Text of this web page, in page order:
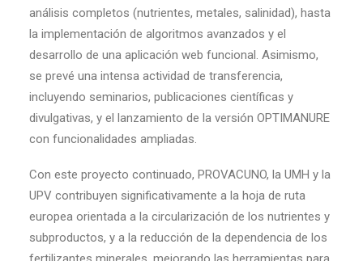
análisis completos (nutrientes, metales, salinidad), hasta
la implementación de algoritmos avanzados y el
desarrollo de una aplicación web funcional. Asimismo,
se prevé una intensa actividad de transferencia,
incluyendo seminarios, publicaciones científicas y
divulgativas, y el lanzamiento de la versión OPTIMANURE
con funcionalidades ampliadas.
Con este proyecto continuado, PROVACUNO, la UMH y la
UPV contribuyen significativamente a la hoja de ruta
europea orientada a la circularización de los nutrientes y
subproductos, y a la reducción de la dependencia de los